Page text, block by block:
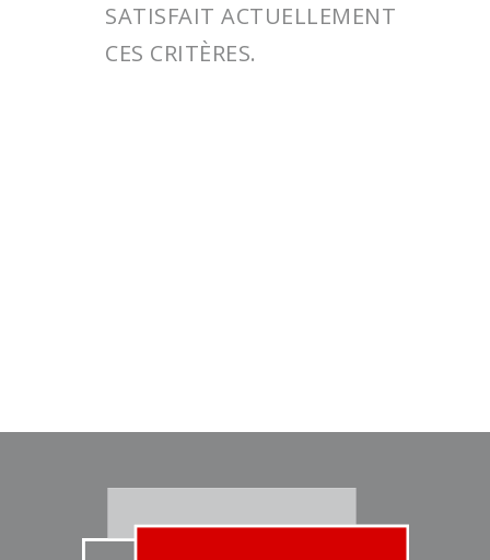
SATISFAIT ACTUELLEMENT
CES CRITÈRES.